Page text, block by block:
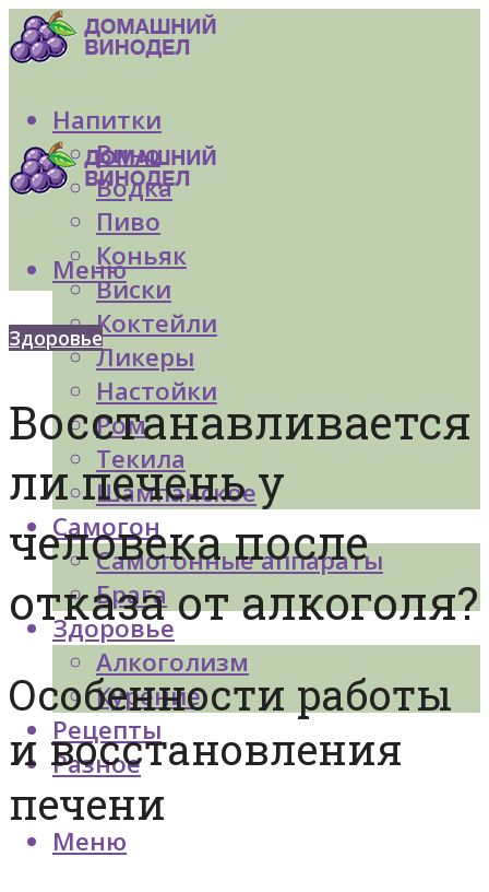
Напитки
Вино
Водка
Пиво
Коньяк
Виски
Коктейли
Ликеры
Настойки
Ром
Текила
Шампанское
Самогон
Самогонные аппараты
Брага
Здоровье
Алкоголизм
Курение
Рецепты
Разное
Меню
Меню
Здоровье
Восстанавливается
ли печень у
человека после
отказа от алкоголя?
Особенности работы
и восстановления
печени